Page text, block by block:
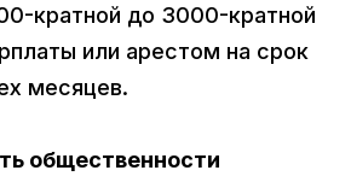
кратной до 3000-кратной
или арестом на срок
месяцев.
общественности